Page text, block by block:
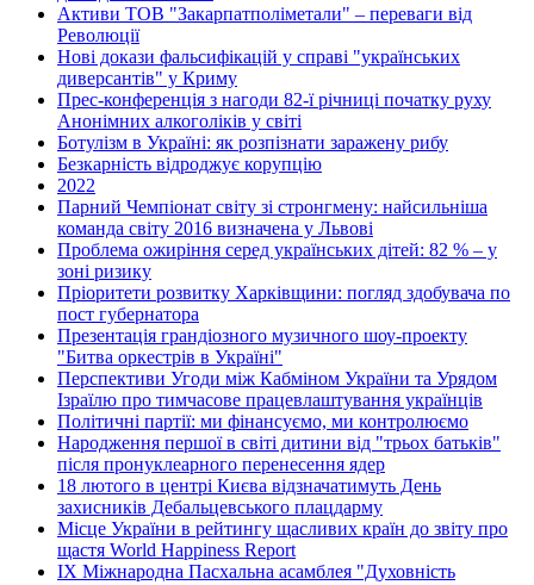
Активи ТОВ "Закарпатполіметали" – переваги від
Революції
Нові докази фальсифікацій у справі "українських
диверсантів" у Криму
Прес-конференція з нагоди 82-ї річниці початку руху
Анонімних алкоголіків у світі
Ботулізм в Україні: як розпізнати заражену рибу
Безкарність відроджує корупцію
2022
Парний Чемпіонат світу зі стронгмену: найсильніша
команда світу 2016 визначена у Львові
Проблема ожиріння серед українських дітей: 82 % – у
зоні ризику
Пріоритети розвитку Харківщини: погляд здобувача по
пост губернатора
Презентація грандіозного музичного шоу-проекту
"Битва оркестрів в Україні"
Перспективи Угоди між Кабміном України та Урядом
Ізраїлю про тимчасове працевлаштування українців
Політичні партії: ми фінансуємо, ми контролюємо
Народження першої в світі дитини від "трьох батьків"
після пронуклеарного перенесення ядер
18 лютого в центрі Києва відзначатимуть День
захисників Дебальцевського плацдарму
Місце України в рейтингу щасливих країн до звіту про
щастя World Happiness Report
ІХ Міжнародна Пасхальна асамблея "Духовність